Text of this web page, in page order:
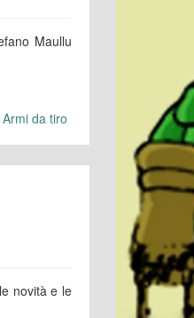
Maullu
Armi da tiro
novità e le